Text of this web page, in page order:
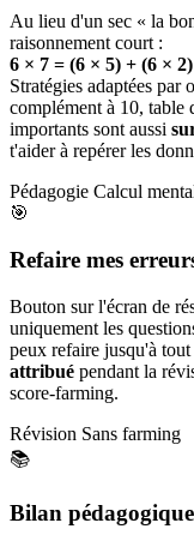
Au lieu d'un sec « la
raisonnement court :
6 × 7 = (6 × 5) + (6 ×
Stratégies adaptées par
complément à 10, table
importants sont aussi
t'aider à repérer les
Pédagogie Calcul
🎯
Refaire mes
Bouton sur l'écran de
uniquement les
peux refaire jusqu'à
attribué pendant la
score-farming.
Révision Sans farming
📚
Bilan pédagogique